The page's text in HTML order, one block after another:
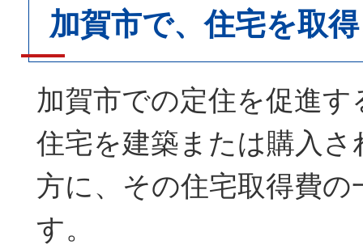
加賀市で、住宅を取
加賀市での定住を促進
住宅を建築または購入さ
方に、その住宅取得費の
す。